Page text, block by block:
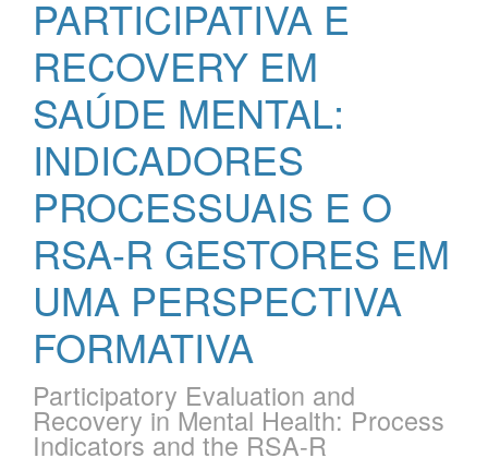
PARTICIPATIVA E
RECOVERY EM
SAÚDE MENTAL:
INDICADORES
PROCESSUAIS E O
RSA-R GESTORES EM
UMA PERSPECTIVA
FORMATIVA
Participatory Evaluation and
Recovery in Mental Health: Process
Indicators and the RSA-R